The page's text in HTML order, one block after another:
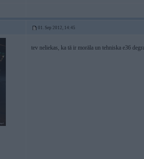
01. Sep 2012, 14:45
tev neliekas, ka tā ir morāla un tehniska e36